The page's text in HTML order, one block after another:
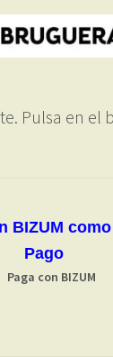
Pulsa en el
BIZUM
Pago